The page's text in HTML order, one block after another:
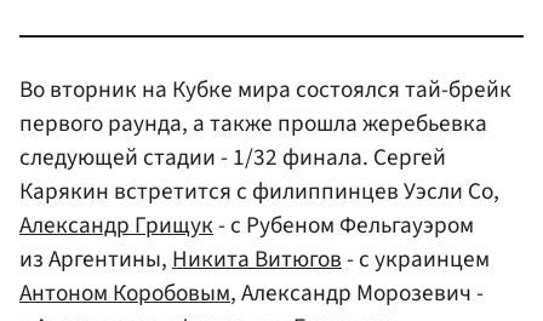
Во вторник на Кубке мира состоялся тай-брейк
первого раунда, а также прошла жеребьевка
следующей стадии - 1/32 финала. Сергей
Карякин встретится с филиппинцев Уэсли Со,
Александр Грищук- с Рубеном Фельгауэром
из Аргентины, Никита Витюгов- с украинцем
Антоном Коробовым, Александр Морозевич -